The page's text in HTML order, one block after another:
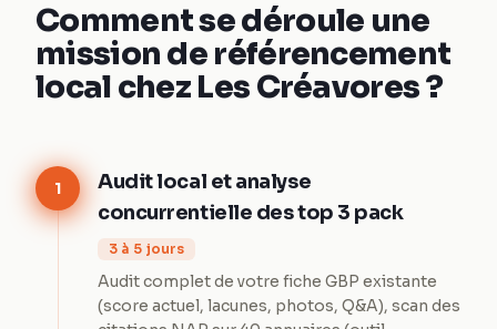
Comment se déroule une
mission de référencement
local chez Les Créavores ?
1
Audit local et analyse
concurrentielle des top 3 pack
3 à 5 jours
Audit complet de votre fiche GBP existante
(score actuel, lacunes, photos, Q&A), scan des